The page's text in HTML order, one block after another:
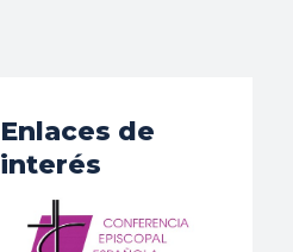
Enlaces de
interés